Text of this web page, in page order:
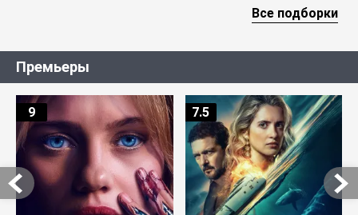
Все подборки
Премьеры
9 7.5